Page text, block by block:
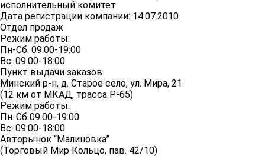
исполнительный комитет
Дата регистрации компании: 14.07.2010
Отдел продаж
Режим работы:
Пн-Сб: 09:00-19:00
Вс: 09:00-18:00
Пункт выдачи заказов
Минский р-н, д. Старое село, ул. Мира, 21
(12 км от МКАД, трасса P-65)
Режим работы:
Пн-Сб 09:00-19:00
Вс: 09:00-18:00
Авторынок “Малиновка”
(Торговый Мир Кольцо, пав. 42/10)